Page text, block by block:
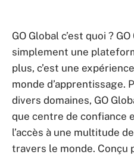
GO Global c’est quoi ?
simplement une
plus, c’est une
monde d’apprentissage.
divers domaines, GO
que centre de confiance
l’accès à une multitude
travers le monde. Conçu